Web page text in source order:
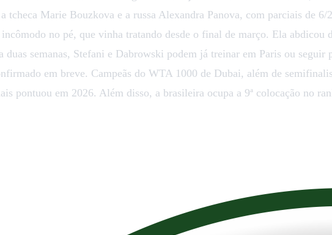
tcheca Marie Bouzkova e a russa Alexandra Panova, com parciais de
no pé, que vinha tratando desde o final de março. Ela
semanas, Stefani e Dabrowski podem já treinar em Paris ou
em breve. Campeãs do WTA 1000 de Dubai, além de
pontuou em 2026. Além disso, a brasileira ocupa a 9ª colocação no